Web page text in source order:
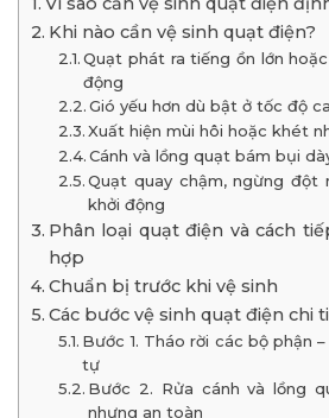
Khi nào cần vệ sinh quạt điện?
Quạt phát ra tiếng ồn lớn
động
Gió yếu hơn dù bật ở tốc độ
Xuất hiện mùi hôi hoặc khét
Cánh và lồng quạt bám bụi
Quạt quay chậm, ngừng
khởi động
Phân loại quạt điện và cách
hợp
Chuẩn bị trước khi vệ sinh
Các bước vệ sinh quạt điện chi
Bước 1. Tháo rời các bộ phận
tự
Bước 2. Rửa cánh và lồng
nhưng an toàn